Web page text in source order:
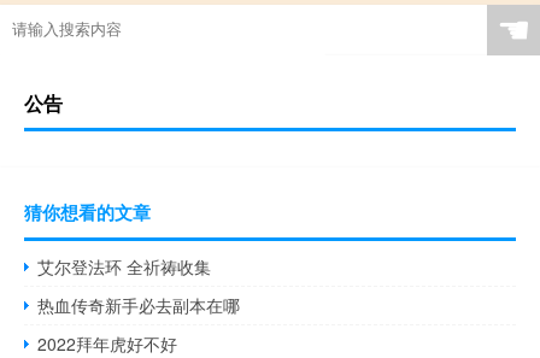
☚
公告
猜你想看的文章
艾尔登法环 全祈祷收集
热血传奇新手必去副本在哪
2022拜年虎好不好